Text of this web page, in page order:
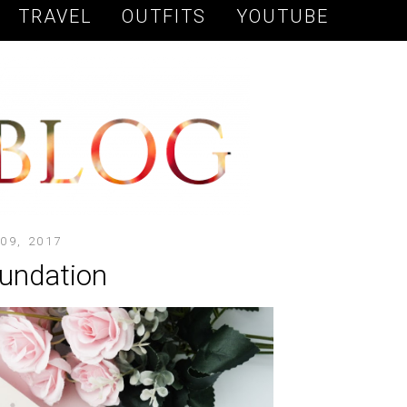
TRAVEL OUTFITS YOUTUBE
09, 2017